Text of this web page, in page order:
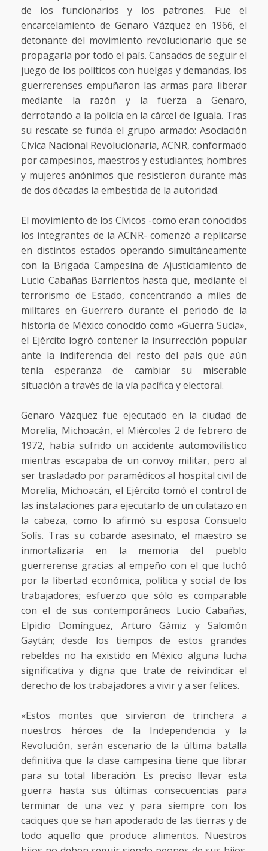
de los funcionarios y los patrones. Fue el
encarcelamiento de Genaro Vázquez en 1966, el
detonante del movimiento revolucionario que se
propagaría por todo el país. Cansados de seguir el
juego de los políticos con huelgas y demandas, los
guerrerenses empuñaron las armas para liberar
mediante la razón y la fuerza a Genaro,
derrotando a la policía en la cárcel de Iguala. Tras
su rescate se funda el grupo armado: Asociación
Cívica Nacional Revolucionaria, ACNR, conformado
por campesinos, maestros y estudiantes; hombres
y mujeres anónimos que resistieron durante más
de dos décadas la embestida de la autoridad.
El movimiento de los Cívicos -como eran conocidos
los integrantes de la ACNR- comenzó a replicarse
en distintos estados operando simultáneamente
con la Brigada Campesina de Ajusticiamiento de
Lucio Cabañas Barrientos hasta que, mediante el
terrorismo de Estado, concentrando a miles de
militares en Guerrero durante el periodo de la
historia de México conocido como «Guerra Sucia»,
el Ejército logró contener la insurrección popular
ante la indiferencia del resto del país que aún
tenía esperanza de cambiar su miserable
situación a través de la vía pacífica y electoral.
Genaro Vázquez fue ejecutado en la ciudad de
Morelia, Michoacán, el Miércoles 2 de febrero de
1972, había sufrido un accidente automovilístico
mientras escapaba de un convoy militar, pero al
ser trasladado por paramédicos al hospital civil de
Morelia, Michoacán, el Ejército tomó el control de
las instalaciones para ejecutarlo de un culatazo en
la cabeza, como lo afirmó su esposa Consuelo
Solís. Tras su cobarde asesinato, el maestro se
inmortalizaría en la memoria del pueblo
guerrerense gracias al empeño con el que luchó
por la libertad económica, política y social de los
trabajadores; esfuerzo que sólo es comparable
con el de sus contemporáneos Lucio Cabañas,
Elpidio Domínguez, Arturo Gámiz y Salomón
Gaytán; desde los tiempos de estos grandes
rebeldes no ha existido en México alguna lucha
significativa y digna que trate de reivindicar el
derecho de los trabajadores a vivir y a ser felices.
«Estos montes que sirvieron de trinchera a
nuestros héroes de la Independencia y la
Revolución, serán escenario de la última batalla
definitiva que la clase campesina tiene que librar
para su total liberación. Es preciso llevar esta
guerra hasta sus últimas consecuencias para
terminar de una vez y para siempre con los
caciques que se han apoderado de las tierras y de
todo aquello que produce alimentos. Nuestros